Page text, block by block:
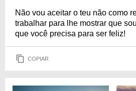
Não vou aceitar o teu não como
trabalhar para lhe mostrar que
que você precisa para ser feliz!
COPIAR